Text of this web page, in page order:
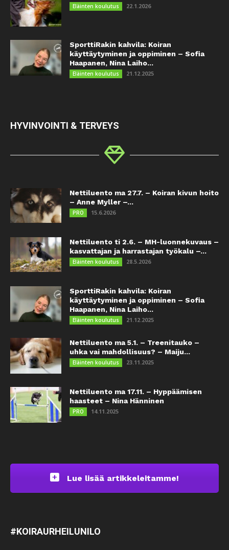
Eläinten koulutus 22.1.2026
SporttiRakin kahvila: Koiran
käyttäytyminen ja oppiminen – Sofia
Haapanen, Nina Laiho...
Eläinten koulutus 21.12.2025
HYVINVOINTI & TERVEYS
Nettiluento ma 27.7. – Koiran kivun hoito
– Anne Myller –...
PRO 15.6.2026
Nettiluento ti 2.6. – MH-luonnekuvaus –
kasvattajan ja harrastajan työkalu –...
Eläinten koulutus 28.5.2026
SporttiRakin kahvila: Koiran
käyttäytyminen ja oppiminen – Sofia
Haapanen, Nina Laiho...
Eläinten koulutus 21.12.2025
Nettiluento ma 5.1. – Treenitauko –
uhka vai mahdollisuus? – Maiju...
Eläinten koulutus 23.11.2025
Nettiluento ma 17.11. – Hyppäämisen
haasteet – Nina Hänninen
PRO 14.11.2025
Lue lisää artikkeleitamme!
#KOIRAURHEILUNILO